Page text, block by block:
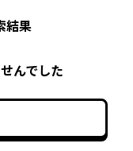
結果
んでした